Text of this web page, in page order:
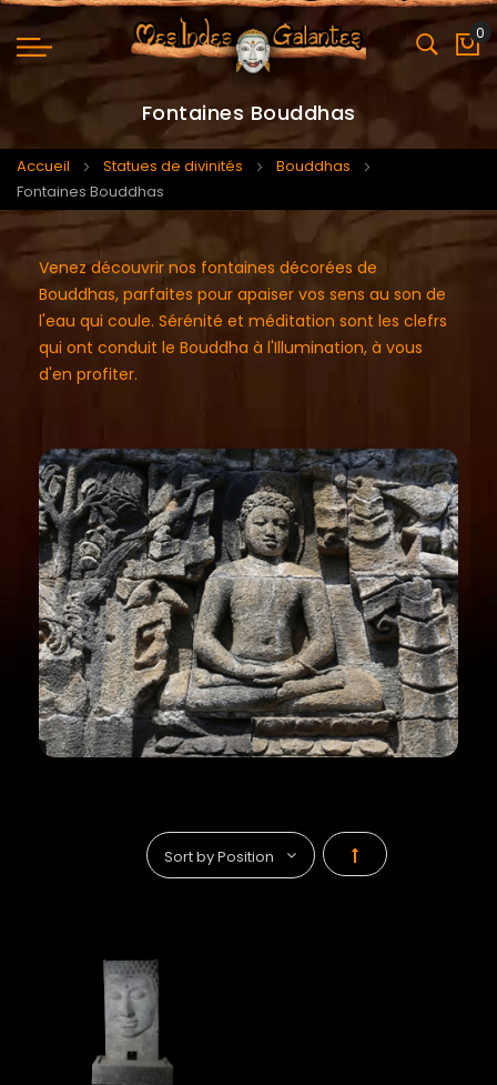
0
Fontaines Bouddhas
Accueil Statues de divinités
Bouddhas
Fontaines Bouddhas
Venez découvrir nos fontaines décorées de
Bouddhas, parfaites pour apaiser vos sens au son de
l'eau qui coule. Sérénité et méditation sont les clefrs
qui ont conduit le Bouddha à l'Illumination, à vous
d'en profiter.
Par